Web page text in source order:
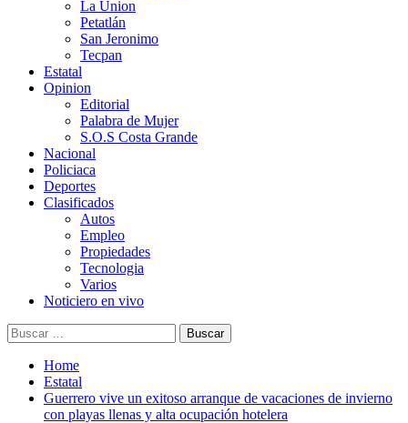
La Union
Petatlán
San Jeronimo
Tecpan
Estatal
Opinion
Editorial
Palabra de Mujer
S.O.S Costa Grande
Nacional
Policiaca
Deportes
Clasificados
Autos
Empleo
Propiedades
Tecnologia
Varios
Noticiero en vivo
Buscar:
Home
Estatal
Guerrero vive un exitoso arranque de vacaciones de invierno
con playas llenas y alta ocupación hotelera